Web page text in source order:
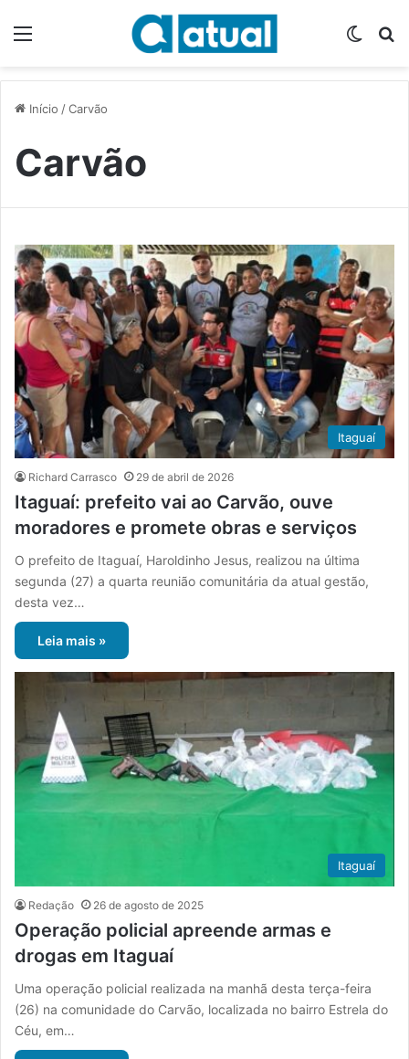
Início /Carvão
Carvão
Itaguaí
Richard Carrasco 29 de abril de 2026
Itaguaí: prefeito vai ao Carvão, ouve
moradores e promete obras e serviços
O prefeito de Itaguaí, Haroldinho Jesus, realizou na última
segunda (27) a quarta reunião comunitária da atual gestão,
desta vez…
Leia mais »
Itaguaí
Redação 26 de agosto de 2025
Operação policial apreende armas e
drogas em Itaguaí
Uma operação policial realizada na manhã desta terça-feira
(26) na comunidade do Carvão, localizada no bairro Estrela do
Céu, em…